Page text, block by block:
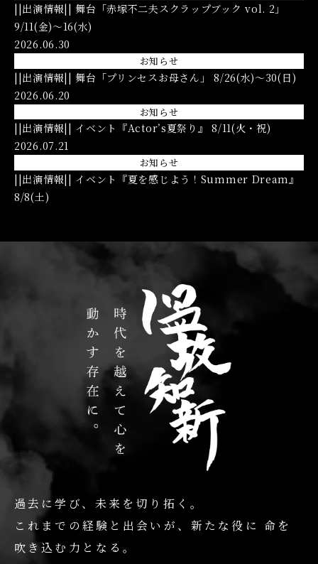
||出演情報|| 舞台「赤塚不二夫スクラップブック vol. 2」
9/11(金)〜16(水)
2026.06.30
お知らせ
||出演情報|| 舞台「プリンセスお母さん」 8/26(水)〜30(日)
2026.06.20
お知らせ
||出演情報|| イベント『Actor’s夏祭り』 8/11(火・祝)
2026.07.21
お知らせ
||出演情報|| イベント『夏を感じよう！Summer Dream』
8/8(土)
過去に学び、未来を切り拓く。
これまでの経験と出会いが、新たな役に 命を
吹き込む力となる。